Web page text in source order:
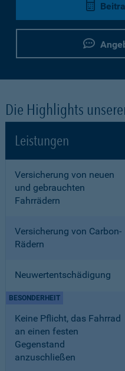
Die Highlights
Leistungen
Versicherung von neuen
und gebrauchten
Fahrrädern
Versicherung von Carbon-
Rädern
Neuwertentschädigung
Keine Pflicht, das Fahrrad
an einen festen
Gegenstand
anzuschließen
BESONDERHEIT